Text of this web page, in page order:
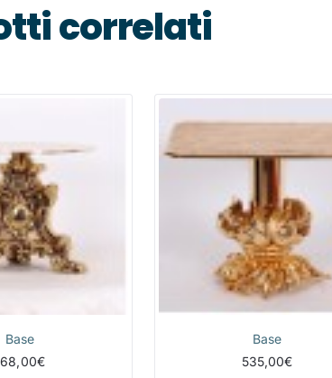
correlati
Base
Base
535,00€